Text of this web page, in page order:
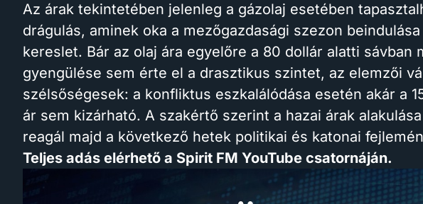
Az árak tekintetében jelenleg a gázolaj esetében
drágulás, aminek oka a mezőgazdasági szezon
kereslet. Bár az olaj ára egyelőre a 80 dollár alatti sávban
gyengülése sem érte el a drasztikus szintet, az elemzői
szélsőségesek: a konfliktus eszkalálódása esetén akár a
ár sem kizárható. A szakértő szerint a hazai árak
reagál majd a következő hetek politikai és katonai
Teljes adás elérhető a Spirit FM YouTube csatornáján.